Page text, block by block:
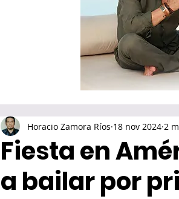
Fiesta en
a bailar por
Horacio Zamora Ríos 18 nov 2024 2